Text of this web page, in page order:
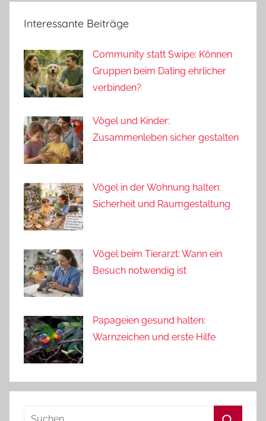
Interessante Beiträge
Community statt Swipe: Können
Gruppen beim Dating ehrlicher
verbinden?
Vögel und Kinder:
Zusammenleben sicher gestalten
Vögel in der Wohnung halten:
Sicherheit und Raumgestaltung
Vögel beim Tierarzt: Wann ein
Besuch notwendig ist
Papageien gesund halten:
Warnzeichen und erste Hilfe
Suchen